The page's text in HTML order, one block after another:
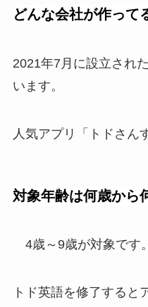
どんな会社が作って
2021年7月に設立され
います。
人気アプリ「トドさん
対象年齢は何歳から
4歳～9歳が対象です。
トド英語を修了すると